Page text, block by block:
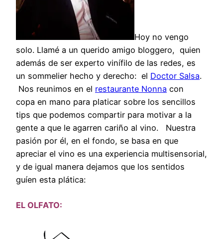
Hoy no vengo
solo. Llamé a un querido amigo bloggero, quien
además de ser experto vinífilo de las redes, es
un sommelier hecho y derecho: el Doctor Salsa.
Nos reunimos en el restaurante Nonna con
copa en mano para platicar sobre los sencillos
tips que podemos compartir para motivar a la
gente a que le agarren cariño al vino. Nuestra
pasión por él, en el fondo, se basa en que
apreciar el vino es una experiencia multisensorial,
y de igual manera dejamos que los sentidos
guíen esta plática:
EL OLFATO: